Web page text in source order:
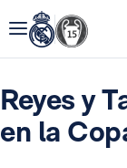
Reyes y
en la